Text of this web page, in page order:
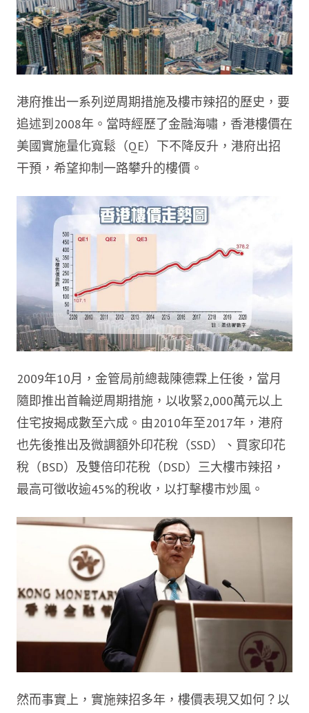
港府推出一系列逆周期措施及樓市辣招的歷史，要
追述到2008年。當時經歷了金融海嘯，香港樓價在
美國實施量化寬鬆（QE）下不降反升，港府出招
干預，希望抑制一路攀升的樓價。
2009年10月，金管局前總裁陳德霖上任後，當月
隨即推出首輪逆周期措施，以收緊2,000萬元以上
住宅按揭成數至六成。由2010年至2017年，港府
也先後推出及微調額外印花稅（SSD）、買家印花
稅（BSD）及雙倍印花稅（DSD）三大樓市辣招，
最高可徵收逾45%的稅收，以打擊樓市炒風。
然而事實上，實施辣招多年，樓價表現又如何？以